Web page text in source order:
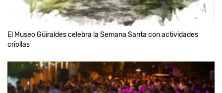
El Museo Güiraldes celebra la Semana Santa con actividades
criollas